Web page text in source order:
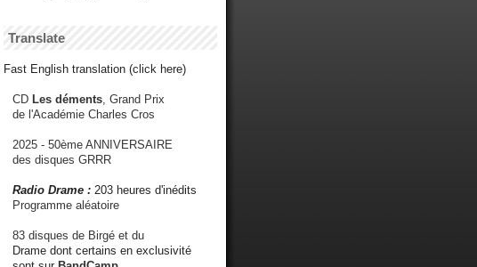
Translate
Fast English translation (click here)
CD Les déments , Grand Prix
de l'Académie Charles Cros
2025 - 50ème ANNIVERSAIRE
des disques GRRR
Radio Drame : 203 heures d'inédits
Programme aléatoire
83 disques de Birgé et du
Drame dont certains en exclusivité